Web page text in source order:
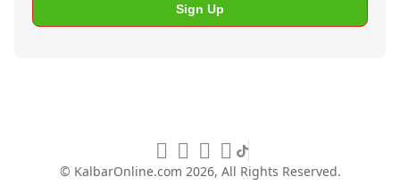
Sign Up
© KalbarOnline.com 2026, All Rights Reserved.